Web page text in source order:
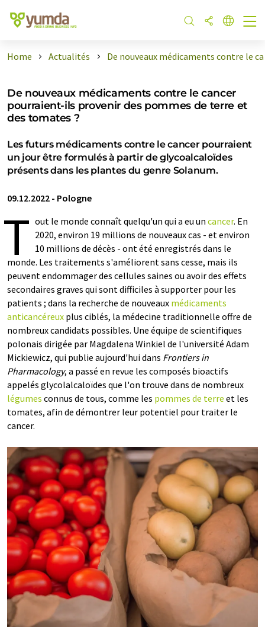
Home Actualités De nouveaux médicaments contre le ca
De nouveaux médicaments contre le cancer
pourraient-ils provenir des pommes de terre et
des tomates ?
Les futurs médicaments contre le cancer pourraient
un jour être formulés à partir de glycoalcaloïdes
présents dans les plantes du genre Solanum.
09.12.2022 - Pologne
T out le monde connaît quelqu'un qui a eu un cancer. En
2020, environ 19 millions de nouveaux cas - et environ
10 millions de décès - ont été enregistrés dans le
monde. Les traitements s'améliorent sans cesse, mais ils
peuvent endommager des cellules saines ou avoir des effets
secondaires graves qui sont difficiles à supporter pour les
patients ; dans la recherche de nouveaux médicaments
anticancéreux plus ciblés, la médecine traditionnelle offre de
nombreux candidats possibles. Une équipe de scientifiques
polonais dirigée par Magdalena Winkiel de l'université Adam
Mickiewicz, qui publie aujourd'hui dans Frontiers in
Pharmacology, a passé en revue les composés bioactifs
appelés glycolalcaloïdes que l'on trouve dans de nombreux
légumes connus de tous, comme les pommes de terre et les
tomates, afin de démontrer leur potentiel pour traiter le
cancer.